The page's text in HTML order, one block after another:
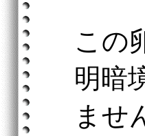
この
明暗
ませ